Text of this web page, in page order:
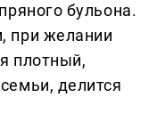
бульона.
при желании
плотный,
делится